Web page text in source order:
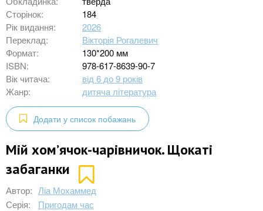
Сторінок:
184
Рік видання:
2026
Переклад:
Вікторія Рогалевич
Формат:
130*200 мм
ISBN:
978-617-8639-90-7
Вік читача:
від 6 до 9 років
Жанр:
дитяча література
Додати у список побажань
Мій хом’ячок-чарівничок. Щокаті
забаганки
Автор: Ліа Мохаммед
Серія:
Пригодам час